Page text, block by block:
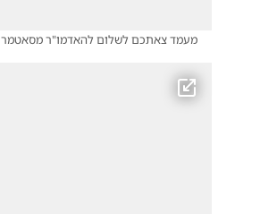
מעמד צאתכם לשלום להאדמו"ר מסאטמר